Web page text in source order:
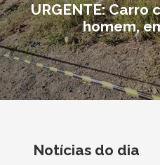
URGENTE:
homem,
Notícias do dia